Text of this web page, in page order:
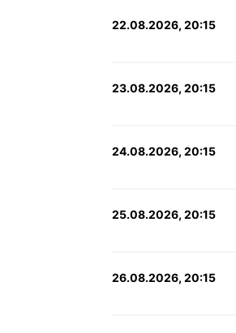
22.08.2026, 20:15
23.08.2026, 20:15
24.08.2026, 20:15
25.08.2026, 20:15
26.08.2026, 20:15